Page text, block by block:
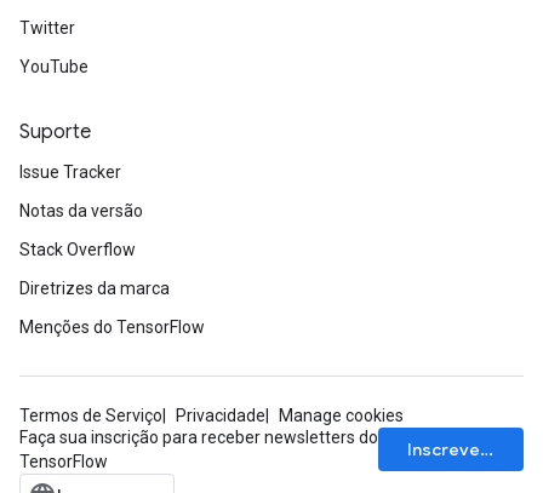
Twitter
YouTube
Suporte
Issue Tracker
Notas da versão
Stack Overflow
Diretrizes da marca
Menções do TensorFlow
Termos de Serviço Privacidade
Manage cookies
Faça sua inscrição para receber newsletters do
TensorFlow
Inscrever-se